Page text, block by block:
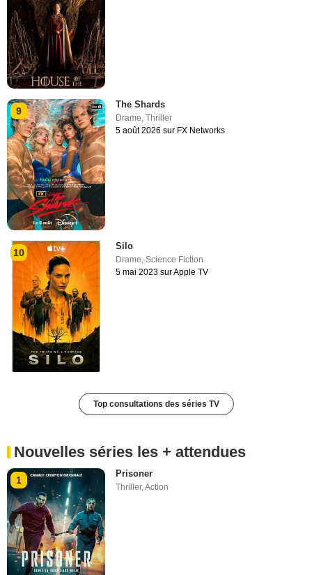
9
The Shards
Drame ,Thriller
5 août 2026 sur FX Networks
10
Silo
Drame,Science Fiction
5 mai 2023 sur Apple TV
Top consultations des séries TV
Nouvelles séries les + attendues
1
Prisoner
Thriller,Action